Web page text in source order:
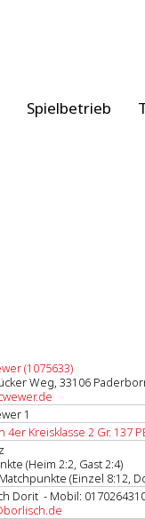
Spielbetrieb
(1075633)
Weg, 33106
1
4er Kreisklasse 2 Gr. 137
(Heim 2:2, Gast 2:4)
(Einzel 8:12,
Dorit - Mobil: